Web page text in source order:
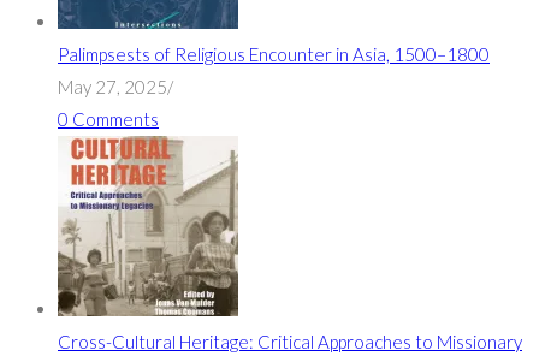
Palimpsests of Religious Encounter in Asia, 1500–1800
May 27, 2025/
0 Comments
Cross-Cultural Heritage: Critical Approaches to Missionary